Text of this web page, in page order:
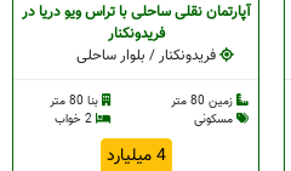
آپارتمان نقلی ساحلی با تراس ویو دریا در
فریدونکنار
فریدونکنار / بلوار ساحلی
زمین 80 متر
بنا 80 متر
مسکونی
4 میلیارد